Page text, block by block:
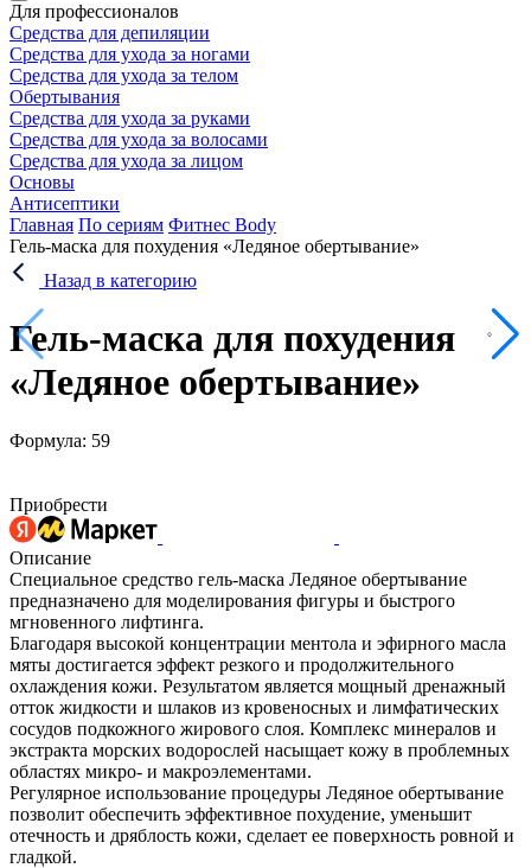
Для профессионалов
Средства для депиляции
Средства для ухода за ногами
Средства для ухода за телом
Обертывания
Средства для ухода за руками
Средства для ухода за волосами
Средства для ухода за лицом
Основы
Антисептики
Главная По сериям Фитнес Body
Гель-маска для похудения «Ледяное обертывание»
Назад в категорию
Гель-маска для похудения
«Ледяное обертывание»
Формула: 59
Приобрести
Описание
Специальное средство гель-маска Ледяное обертывание
предназначено для моделирования фигуры и быстрого
мгновенного лифтинга.
Благодаря высокой концентрации ментола и эфирного масла
мяты достигается эффект резкого и продолжительного
охлаждения кожи. Результатом является мощный дренажный
отток жидкости и шлаков из кровеносных и лимфатических
сосудов подкожного жирового слоя. Комплекс минералов и
экстракта морских водорослей насыщает кожу в проблемных
областях микро- и макроэлементами.
Регулярное использование процедуры Ледяное обертывание
позволит обеспечить эффективное похудение, уменьшит
отечность и дряблость кожи, сделает ее поверхность ровной и
гладкой.